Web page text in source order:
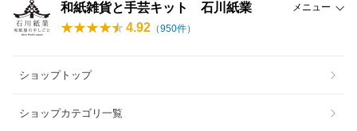
和紙雑貨と手芸キット 石川紙業 メニュー
4.92 （950件）
ショップトップ
ショップカテゴリ一覧